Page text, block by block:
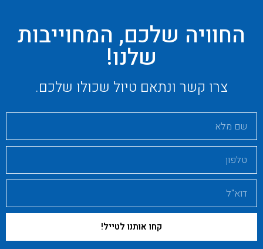
החוויה שלכם, המחוייבות
שלנו!
צרו קשר ונתאם טיול שכולו שלכם.
קחו אותנו לטייל!